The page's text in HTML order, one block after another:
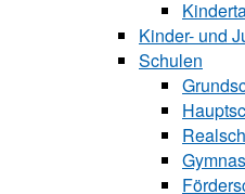
Kinder- und
Schulen